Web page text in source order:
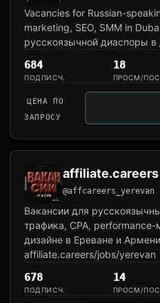
Vacancies for Russian-
marketing, SEO, SMM in
русскоязычной диаспоры
684
ПОДПИСЧ.
18
ПРОСМ/
ЦЕНА ПО
ЗАПРОСУ
@affcareers_yerevan
Вакансии для
трафика, CPA, performance-
дизайне в Ереване и
affiliate.careers/jobs/yerevan
678
ПОДПИСЧ.
14
ПРОСМ/